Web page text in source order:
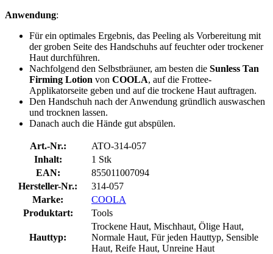
Anwendung:
Für ein optimales Ergebnis, das Peeling als Vorbereitung mit
der groben Seite des Handschuhs auf feuchter oder trockener
Haut durchführen.
Nachfolgend den Selbstbräuner, am besten die Sunless Tan
Firming Lotion von COOLA, auf die Frottee-
Applikatorseite geben und auf die trockene Haut auftragen.
Den Handschuh nach der Anwendung gründlich auswaschen
und trocknen lassen.
Danach auch die Hände gut abspülen.
Art.-Nr.:
ATO-314-057
Inhalt:
1 Stk
EAN:
855011007094
Hersteller-Nr.:
314-057
Marke:
COOLA
Produktart:
Tools
Hauttyp:
Trockene Haut, Mischhaut, Ölige Haut,
Normale Haut, Für jeden Hauttyp, Sensible
Haut, Reife Haut, Unreine Haut